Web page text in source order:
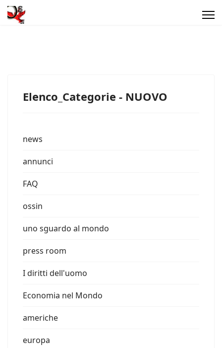
Elenco_Categorie - NUOVO
news
annunci
FAQ
ossin
uno sguardo al mondo
press room
I diritti dell'uomo
Economia nel Mondo
americhe
europa